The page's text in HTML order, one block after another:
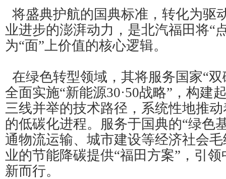
将盛典护航的国典标准，转化为驱
业进步的澎湃动力，是北汽福田将“
为“面”上价值的核心逻辑。
在绿色转型领域，其将服务国家“
全面实施“新能源30·50战略”，构建
三线并举的技术路径，系统性地推
的低碳化进程。服务于国典的“绿色
通物流运输、城市建设等经济社会
业的节能降碳提供“福田方案”，引
新而行。